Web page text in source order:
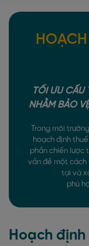
TỐI ƯU CẤU
NHẰM BẢO
Trong môi
hoạch định
phần chiến lược
vấn đề một cách
tại và
phù
Hoạch